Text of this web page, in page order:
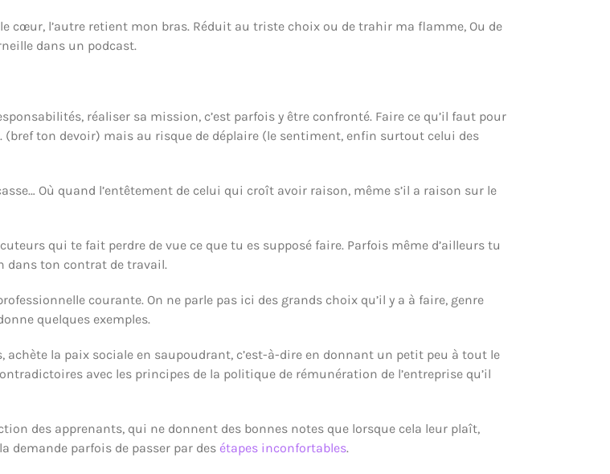
cœur, l’autre retient mon bras. Réduit au triste choix ou de trahir ma flamme, Ou de
dans un podcast.
réaliser sa mission, c’est parfois y être confronté. Faire ce qu’il faut pour
ton devoir) mais au risque de déplaire (le sentiment, enfin surtout celui des
Où quand l’entêtement de celui qui croît avoir raison, même s’il a raison sur le
qui te fait perdre de vue ce que tu es supposé faire. Parfois même d’ailleurs tu
dans ton contrat de travail.
courante. On ne parle pas ici des grands choix qu’il y a à faire, genre
quelques exemples.
la paix sociale en saupoudrant, c’est-à-dire en donnant un petit peu à tout le
avec les principes de la politique de rémunération de l’entreprise qu’il
des apprenants, qui ne donnent des bonnes notes que lorsque cela leur plaît,
demande parfois de passer par des étapes inconfortables.